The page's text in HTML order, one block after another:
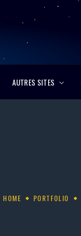
AUTRES SITES
HOME PORTFOLIO